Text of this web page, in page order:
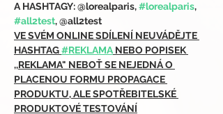
A HASHTAGY: @lorealparis, #lorealparis,
#all2test, @all2test
VE SVÉM ONLINE SDÍLENÍ NEUVÁDĚJTE
HASHTAG #REKLAMA NEBO POPISEK
,,REKLAMA" NEBOŤ SE NEJEDNÁ O
PLACENOU FORMU PROPAGACE
PRODUKTU, ALE SPOTŘEBITELSKÉ
PRODUKTOVÉ TESTOVÁNÍ